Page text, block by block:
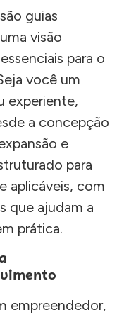
guias
visão
para o
você um
experiente,
a concepção
e
para
aplicáveis, com
que ajudam a
prática.
empreendedor,